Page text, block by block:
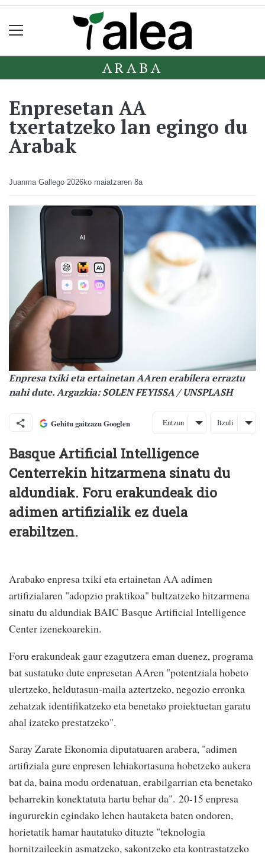
ARABA
Enpresetan AA
txertatzeko lan egingo du
Arabak
Juanma Gallego 2026ko maiatzaren 8a
Enpresa txiki eta ertainetan AAren erabilera erraztu
nahi dute. Argazkia: SOLEN FEYISSA / UNSPLASH
Gehitu gaitzazu Googlen Entzun Itzuli
Basque Artificial Intelligence
Centerrekin hitzarmena sinatu du
aldundiak. Foru erakundeak dio
adimen artifizialik ez duela
erabiltzen.
Arabako enpresa txiki eta ertainetan AA adimen
artifizialaren "adopzio praktikoa" bultzatzeko hitzarmena
sinatu du aldundiak BAIC Basque Artificial Intelligence
Center izenekoarekin.
Foru erakundeak gaur ezagutzera eman duenez, programa
bat sustatuko dute enpresetan AAren "potentziala hobeto
ulertzeko, heldutasun-maila aztertzeko, negozio erronka
zehatzak identifikatzeko eta benetako proiektuetan garatu
ahal izateko prestatzeko".
Saray Zarate Ekonomia diputatuaren arabera, "adimen
artifiziala gure enpresen lehiakortasuna hobetzeko aukera
bat da, baina modu ordenatuan, erabilgarrian eta benetako
beharrekin konektatuta hartu behar da". 20-15 enpresa
ingururekin egindako lehen hautaketa baten ondoren,
horietatik hamar hautatuko dituzte "teknologia
hornitzaileekin asmatzeko, sakontzeko eta kontrastatzeko